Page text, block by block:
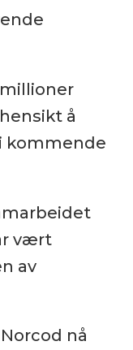
å
kommende
vært
av
nå